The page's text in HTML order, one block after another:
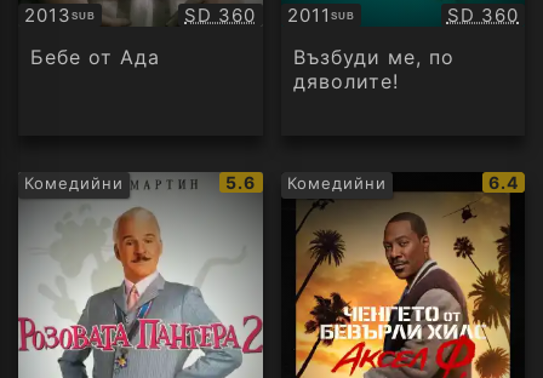
2013SUB
Субтитри Качество:
SD 360
Бебе от Ада
2011 SUB
Субтитри SD 360
Възбуди ме, по
дяволите!
Комедийни
IMDb
рейтинг:
5.6 Комедийни
IMDb
6.4